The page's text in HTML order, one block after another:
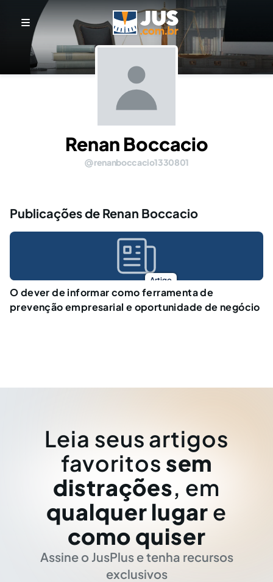
Renan Boccacio
renanboccacio1330801
Publicações de Renan Boccacio
Artigo
O dever de informar como ferramenta de
prevenção empresarial e oportunidade de negócio
Leia seus artigos
favoritos sem
distrações, em
qualquer lugar e
como quiser
Assine o JusPlus e tenha recursos
exclusivos